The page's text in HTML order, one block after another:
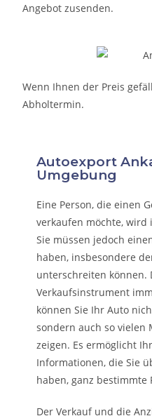
Angebot zusenden.
Wenn Ihnen der Preis
Abholtermin.
Autoexport
Umgebung
Eine Person, die einen
verkaufen möchte, wird
Sie müssen jedoch
haben, insbesondere
unterschreiten können.
Verkaufsinstrument
können Sie Ihr Auto
sondern auch so vielen
zeigen. Es ermöglicht
Informationen, die Sie
haben, ganz bestimmte
Der Verkauf und die